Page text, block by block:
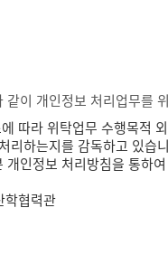
이 개인정보 처리업무를
따라 위탁업무 수행목적
리하는지를 감독하고 있습
인정보 처리방침을 통하
학협력관